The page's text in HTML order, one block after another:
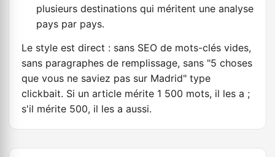
plusieurs destinations qui méritent une analyse
pays par pays.
Le style est direct : sans SEO de mots-clés vides,
sans paragraphes de remplissage, sans "5 choses
que vous ne saviez pas sur Madrid" type
clickbait. Si un article mérite 1 500 mots, il les a ;
s'il mérite 500, il les a aussi.